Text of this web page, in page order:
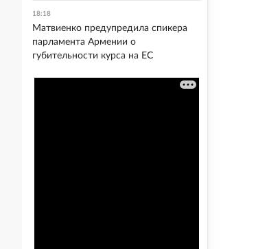
18:18
Матвиенко предупредила спикера
парламента Армении о
губительности курса на ЕС